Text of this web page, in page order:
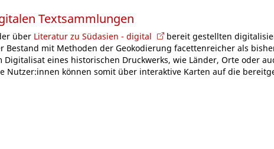
Textsammlungen
über Literatur zu Südasien - digital
bereit gestellten
Bestand mit Methoden der Geokodierung facettenreicher als
eines historischen Druckwerks, wie Länder, Orte oder
Nutzer:innen können somit über interaktive Karten auf die